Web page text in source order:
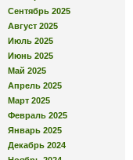
Сентябрь 2025
Август 2025
Июль 2025
Июнь 2025
Май 2025
Апрель 2025
Март 2025
Февраль 2025
Январь 2025
Декабрь 2024